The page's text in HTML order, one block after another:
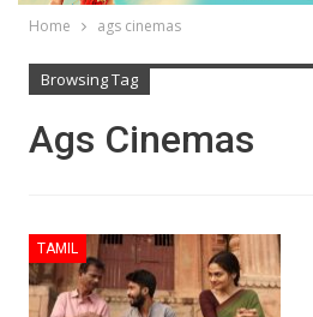
Home ags cinemas
Browsing Tag
Ags Cinemas
TAMIL